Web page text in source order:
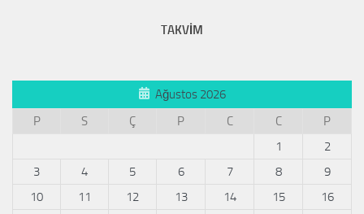
TAKVİM
Ağustos 2026
P
S Ç P C C
P
1
2
3
4 5 6 7 8
9
10
11 12 13 14 15
16